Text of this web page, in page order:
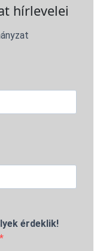
hírlevelei
érdeklik!